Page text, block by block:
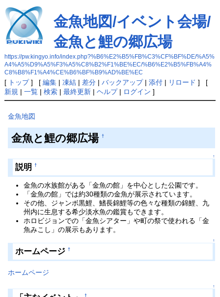
金魚地図/イベント会場/
金魚と鯉の郷広場
https://pw.kingyo.info/index.php?%B6%E2%B5%FB%C3%CF%BF%DE/%A5%
A4%A5%D9%A5%F3%A5%C8%B2%F1%BE%EC/%B6%E2%B5%FB%A4%
C8%B8%F1%A4%CE%B6%BF%B9%AD%BE%EC
[ トップ] [ 編集| 凍結| 差分| バックアップ| 添付| リロード ] [
新規 | 一覧| 検索| 最終更新| ヘルプ| ログイン ]
金魚地図
金魚と鯉の郷広場 †
↑
説明†
金魚の水族館がある「金魚の館」を中心とした公園です。
「金魚の館」では約30種類の金魚が展示されています。
その他、ジャンボ黒鯉、鰭長錦鯉等の色々な種類の錦鯉、九
州内に生息する希少淡水魚の鑑賞もできます。
ホロビジョンでの「金魚シアター」や町の祭で使われる「金
魚みこし」の展示もあります。
↑
ホームページ†
ホームページ
↑
†